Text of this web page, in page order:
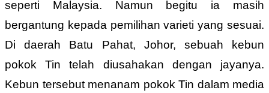
seperti Malaysia. Namun begitu ia masih
bergantung kepada pemilihan varieti yang sesuai.
Di daerah Batu Pahat, Johor, sebuah kebun
pokok Tin telah diusahakan dengan jayanya.
Kebun tersebut menanam pokok Tin dalam media